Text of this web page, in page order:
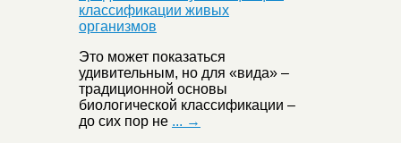
Это может показаться
удивительным, но для «вида» –
традиционной основы
биологической классификации –
до сих пор не ... →